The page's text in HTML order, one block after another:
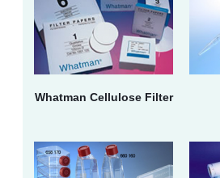
Whatman Cellulose Filter